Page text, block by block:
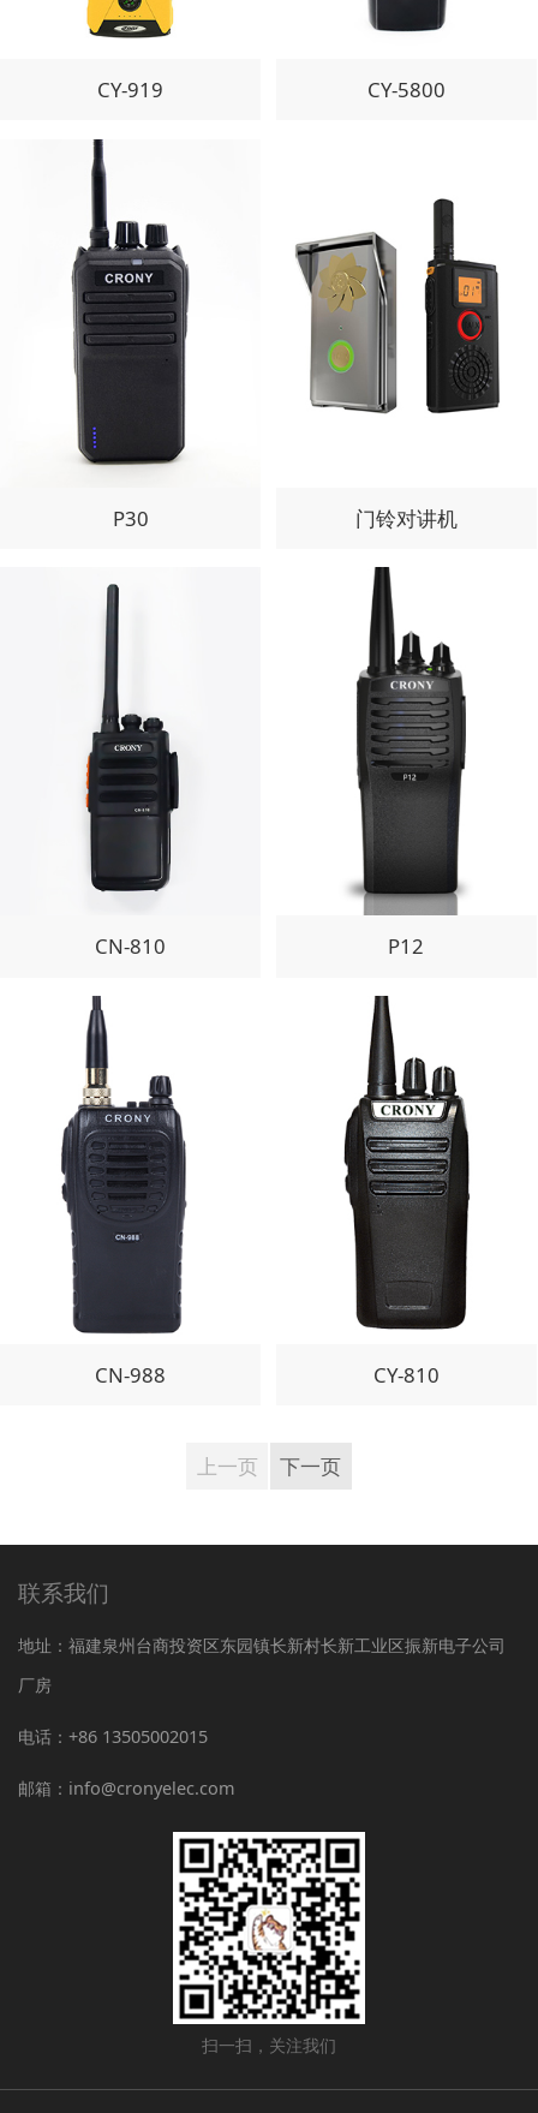
CY-919 CY-5800
P30 门铃对讲机
CN-810 P12
CN-988 CY-810
上一页 下一页
联系我们
地址：福建泉州台商投资区东园镇长新村长新工业区振新电子公司
厂房
电话：+86 13505002015
邮箱：info@cronyelec.com
扫一扫，关注我们